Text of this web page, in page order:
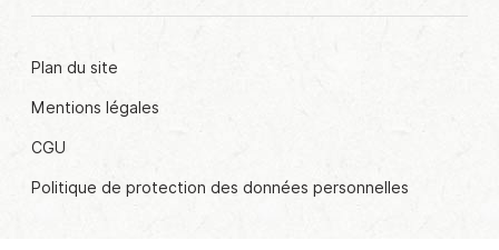
Plan du site
Mentions légales
CGU
Politique de protection des données personnelles